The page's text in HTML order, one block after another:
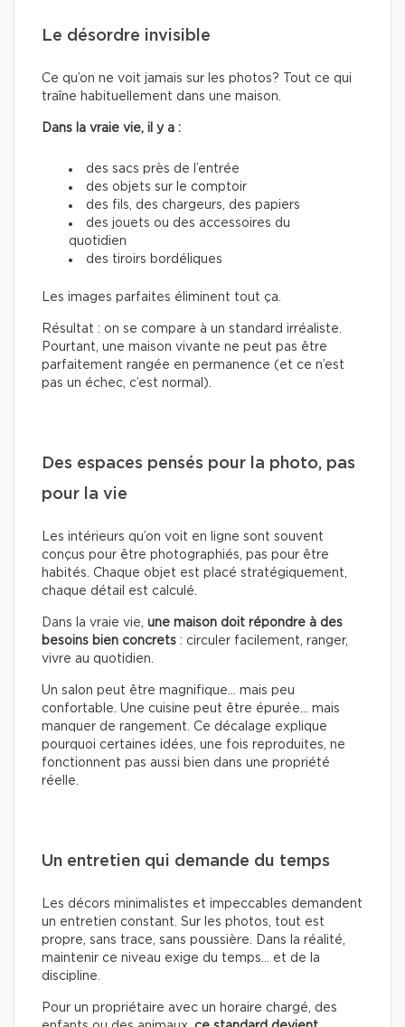
Le désordre invisible
Ce qu’on ne voit jamais sur les photos? Tout ce qui
traîne habituellement dans une maison.
Dans la vraie vie, il y a :
des sacs près de l’entrée
des objets sur le comptoir
des fils, des chargeurs, des papiers
des jouets ou des accessoires du
quotidien
des tiroirs bordéliques
Les images parfaites éliminent tout ça.
Résultat : on se compare à un standard irréaliste.
Pourtant, une maison vivante ne peut pas être
parfaitement rangée en permanence (et ce n’est
pas un échec, c’est normal).
Des espaces pensés pour la photo, pas
pour la vie
Les intérieurs qu’on voit en ligne sont souvent
conçus pour être photographiés, pas pour être
habités. Chaque objet est placé stratégiquement,
chaque détail est calculé.
Dans la vraie vie, une maison doit répondre à des
besoins bien concrets : circuler facilement, ranger,
vivre au quotidien.
Un salon peut être magnifique… mais peu
confortable. Une cuisine peut être épurée… mais
manquer de rangement. Ce décalage explique
pourquoi certaines idées, une fois reproduites, ne
fonctionnent pas aussi bien dans une propriété
réelle.
Un entretien qui demande du temps
Les décors minimalistes et impeccables demandent
un entretien constant. Sur les photos, tout est
propre, sans trace, sans poussière. Dans la réalité,
maintenir ce niveau exige du temps… et de la
discipline.
Pour un propriétaire avec un horaire chargé, des